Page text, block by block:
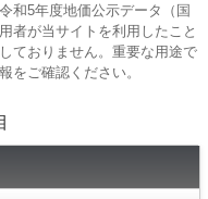
和5年度地価公示データ（国
者が当サイトを利用したこと
ておりません。重要な用途で
をご確認ください。